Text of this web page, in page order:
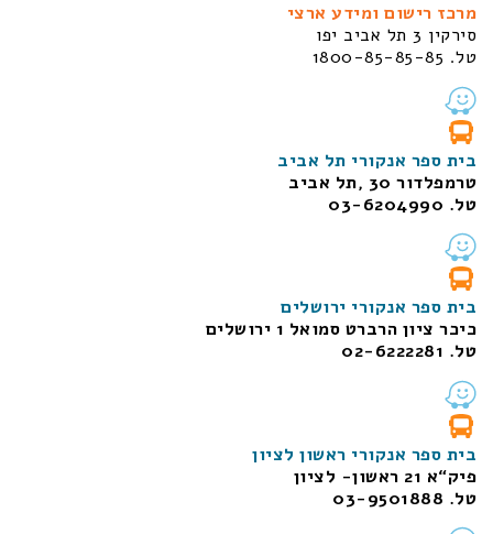
מרכז רישום ומידע ארצי
סירקין 3 תל אביב יפו
טל. 1800-85-85-85
בית ספר אנקורי תל אביב
טרמפלדור 30 ,תל אביב
טל. 03-6204990
בית ספר אנקורי ירושלים
כיכר ציון הרברט סמואל 1
ירושלים
טל. 02-6222281
בית ספר אנקורי ראשון לציון
פיק“א 21 ראשון- לציון
טל. 03-9501888